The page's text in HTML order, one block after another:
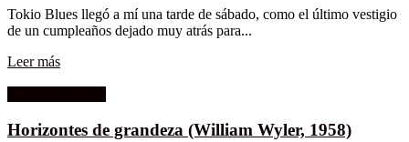
Tokio Blues llegó a mí una tarde de sábado, como el último vestigio
de un cumpleaños dejado muy atrás para...
Leer más
Horizontes de grandeza (William Wyler, 1958)